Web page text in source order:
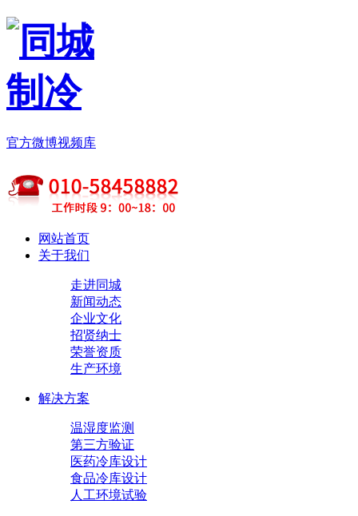
官方微博视频库
网站首页
关于我们
走进同城
新闻动态
企业文化
招贤纳士
荣誉资质
生产环境
解决方案
温湿度监测
第三方验证
医药冷库设计
食品冷库设计
人工环境试验